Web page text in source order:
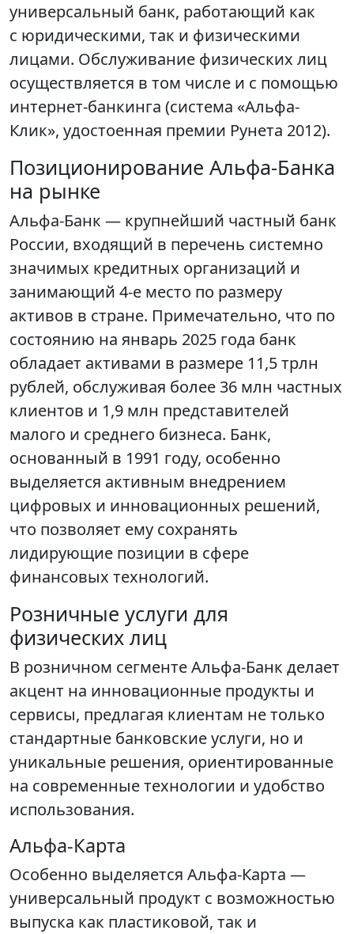
универсальный банк, работающий как
с юридическими, так и физическими
лицами. Обслуживание физических лиц
осуществляется в том числе и с помощью
интернет-банкинга (система «Альфа-
Клик», удостоенная премии Рунета 2012).
Позиционирование Альфа-Банка
на рынке
Альфа-Банк — крупнейший частный банк
России, входящий в перечень системно
значимых кредитных организаций и
занимающий 4-е место по размеру
активов в стране. Примечательно, что по
состоянию на январь 2025 года банк
обладает активами в размере 11,5 трлн
рублей, обслуживая более 36 млн частных
клиентов и 1,9 млн представителей
малого и среднего бизнеса. Банк,
основанный в 1991 году, особенно
выделяется активным внедрением
цифровых и инновационных решений,
что позволяет ему сохранять
лидирующие позиции в сфере
финансовых технологий.
Розничные услуги для
физических лиц
В розничном сегменте Альфа-Банк делает
акцент на инновационные продукты и
сервисы, предлагая клиентам не только
стандартные банковские услуги, но и
уникальные решения, ориентированные
на современные технологии и удобство
использования.
Альфа-Карта
Особенно выделяется Альфа-Карта —
универсальный продукт с возможностью
выпуска как пластиковой, так и